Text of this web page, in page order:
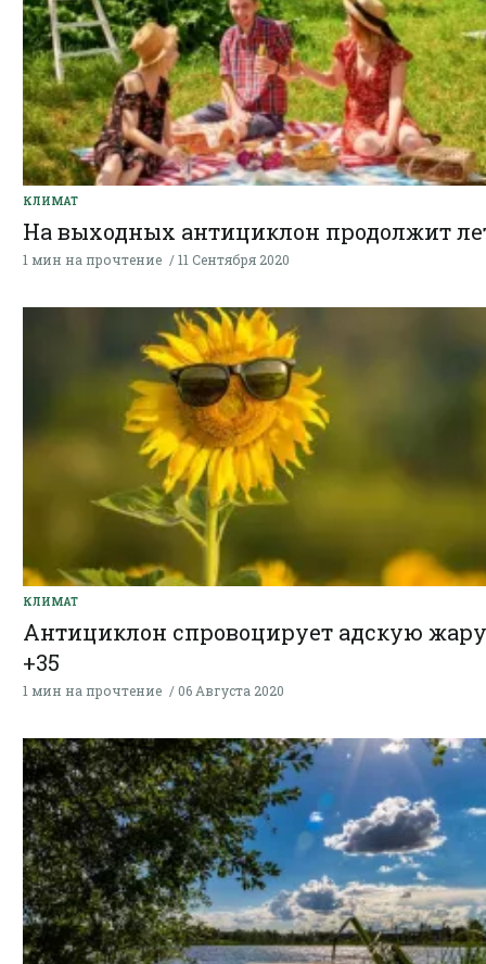
КЛИМАТ
На выходных антициклон продолжит
1 мин на прочтение 11 Сентября 2020
КЛИМАТ
Антициклон спровоцирует адскую
+35
1 мин на прочтение 06 Августа 2020